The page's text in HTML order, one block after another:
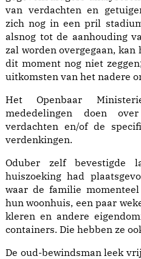
van verdachten en
zich nog in een pril
alsnog tot de aanhouding
zal worden overgegaan,
dit moment nog niet
uitkomsten van het nadere
Het Openbaar
mededelingen doen
verdachten en/of de
verdenkingen.
Oduber zelf
huiszoeking had
waar de familie
hun woonhuis, een paar
kleren en andere
containers. Die hebben ze
De oud-bewindsman leek